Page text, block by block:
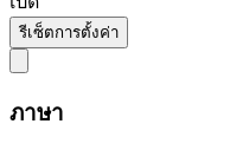
รีเซ็ตการตั้งค่า
ภาษา